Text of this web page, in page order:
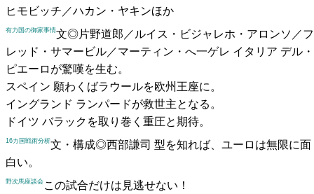
ヒモビッチ／ハカン・ヤキンほか
有力国の御家事情文◎片野道郎／ルイス・ビジャレホ・アロンソ／フ
レッド・サマービル／マーティン・へ一ゲレ イタリア デル・
ピエーロが驚嘆を生む。
スペイン 願わくばラウールを欧州王座に。
イングランド ランパードが救世主となる。
ドイツ バラックを取り巻く重圧と期待。
16カ国戦術分析文・構成◎西部謙司 型を知れば、ユーロは無限に面
白い。
野次馬座談会 この試合だけは見逃せない！